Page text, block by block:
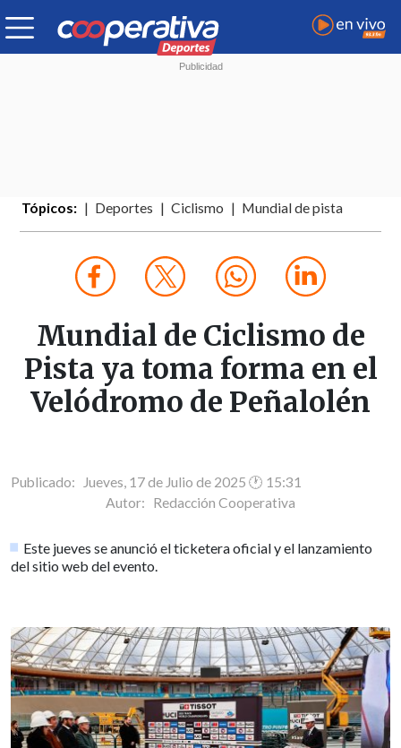
Tópicos: Deportes Ciclismo Mundial de pista
Mundial de Ciclismo de
Pista ya toma forma en el
Velódromo de Peñalolén
Publicado: Jueves, 17 de Julio de 2025 🕐 15:31
Autor: Redacción Cooperativa
Este jueves se anunció el ticketera oficial y el lanzamiento
del sitio web del evento.